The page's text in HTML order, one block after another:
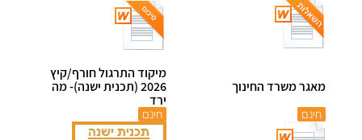
מאגר משרד החינוך
חינם
מיקוד התרגול חורף/קיץ
2026 (תכנית ישנה)- מה
ירד
חינם